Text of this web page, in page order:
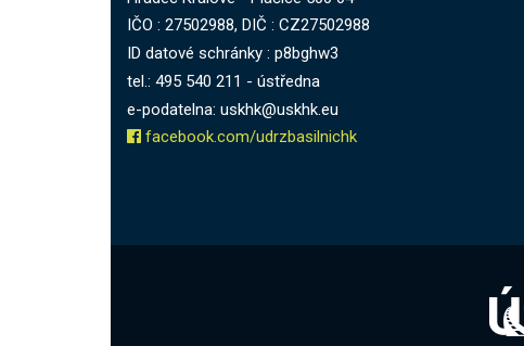
IČO : 27502988, DIČ : CZ27502988
ID datové schránky : p8bghw3
tel.: 495 540 211 - ústředna
e-podatelna: uskhk@uskhk.eu
facebook.com/udrzbasilnichk